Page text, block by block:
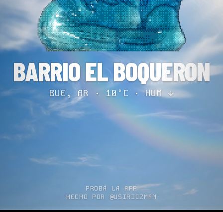
BARRIO EL BOQUERON
BUE, AR · 10°C ·HUM ↓
PROBÁ LA APP
HECHO POR @USIRICZMAN